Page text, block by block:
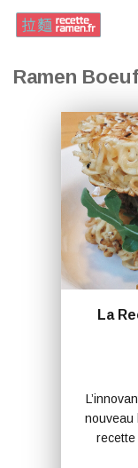
Ramen Boeuf
La
nouveau